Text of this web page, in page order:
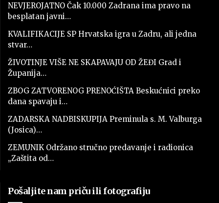
NEVJEROJATNO Čak 10.000 Zadrana ima pravo na
besplatan javni…
KVALIFIKACIJE SP Hrvatska igra u Zadru, ali jedna
stvar…
ŽIVOTINJE VIŠE NE SKAPAVAJU OD ŽEĐI Grad i
Županija…
ZBOG ZATVORENOG PRENOĆIŠTA Beskućnici preko
dana spavaju i…
ZADARSKA NADBISKUPIJA Preminula s. M. Valburga
(Josica)…
ZEMUNIK Održano stručno predavanje i radionica
„Zaštita od…
Pošaljite nam priču ili fotografiju